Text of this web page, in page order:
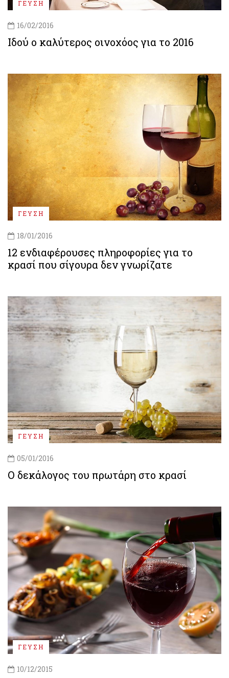
ΓΕΥΣΗ
16/02/2016
Ιδού ο καλύτερος οινοχόος για το 2016
ΓΕΥΣΗ
18/01/2016
12 ενδιαφέρουσες πληροφορίες για το
κρασί που σίγουρα δεν γνωρίζατε
ΓΕΥΣΗ
05/01/2016
Ο δεκάλογος του πρωτάρη στο κρασί
ΓΕΥΣΗ
10/12/2015